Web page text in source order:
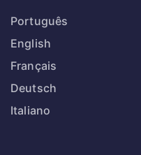
Português
English
Français
Deutsch
Italiano